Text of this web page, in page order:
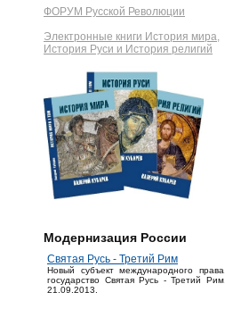
ФОРУМ Русской Революции
Электронные книги История мира,
История Руси и История религий
Модернизация России
Святая Русь - Третий Рим
Новый субъект международного права,
государство Святая Русь - Третий Рим,
21.09.2013.